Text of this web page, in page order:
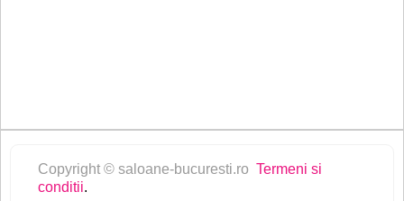
Copyright © saloane-bucuresti.ro Termeni si
conditii.